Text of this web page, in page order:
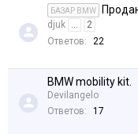
БАЗАР BMW
djuk ...
2
Ответов:
22
BMW mobility kit.
Devilangelo
Ответов:
17